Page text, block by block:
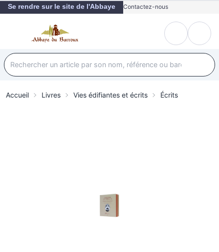
Se rendre sur le site de l'Abbaye Contactez-nous
Accueil Livres Vies édifiantes et écrits Écrits